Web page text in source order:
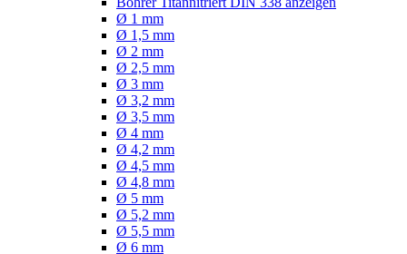
Ø 1 mm
Ø 1,5 mm
Ø 2 mm
Ø 2,5 mm
Ø 3 mm
Ø 3,2 mm
Ø 3,5 mm
Ø 4 mm
Ø 4,2 mm
Ø 4,5 mm
Ø 4,8 mm
Ø 5 mm
Ø 5,2 mm
Ø 5,5 mm
Ø 6 mm